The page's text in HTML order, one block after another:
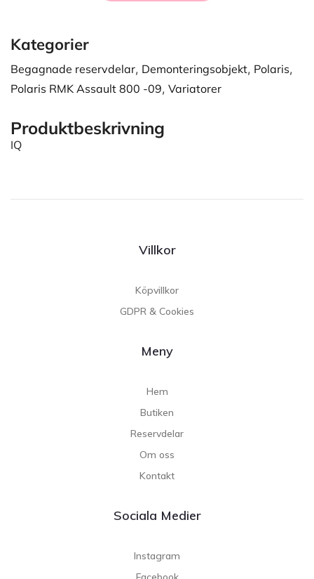
Kategorier
Begagnade reservdelar, Demonteringsobjekt, Polaris,
Polaris RMK Assault 800 -09, Variatorer
Produktbeskrivning
IQ
Villkor
Köpvillkor
GDPR & Cookies
Meny
Hem
Butiken
Reservdelar
Om oss
Kontakt
Sociala Medier
Instagram